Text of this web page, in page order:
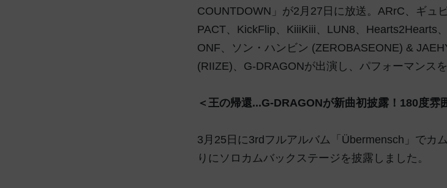
COUNTDOWN」が2月27日に放送。ARrC、ギュ
PACT、KickFlip、KiiiKiii、LUN8、Hearts2Hearts
ONF、ソン・ハンビン (ZEROBASEONE) &
(RIIZE)、G-DRAGONが出演し、パフォーマンスを
＜王の帰還...G-DRAGONが新曲初披露！180度雰
3月25日に3rdフルアルバム「Übermensch」でカ
りにソロカムバックステージを披露しました。